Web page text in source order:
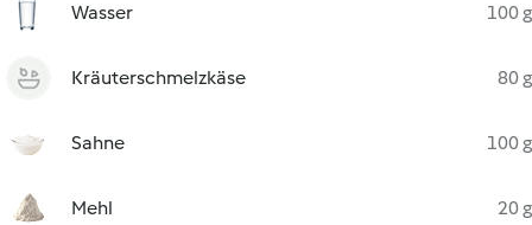
Wasser 100 g
Kräuterschmelzkäse 80 g
Sahne 100 g
Mehl 20 g